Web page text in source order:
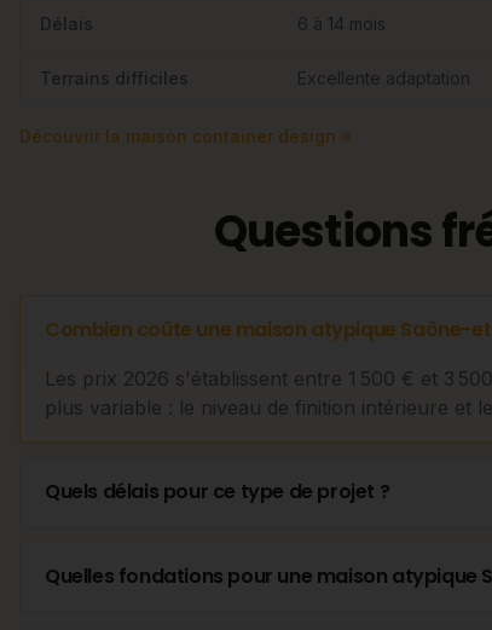
Délais 6 à 14 mois
Terrains difficiles Excellente adaptation
Découvrir la maison container design
Questions
Combien coûte une maison atypique Saône-
Les prix 2026 s'établissent entre 1 500 € et 3
plus variable : le niveau de finition intérieure et
Quels délais pour ce type de projet ?
Quelles fondations pour une maison atypique